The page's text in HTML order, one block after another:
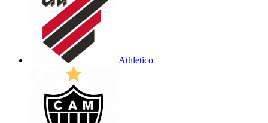
Athletico